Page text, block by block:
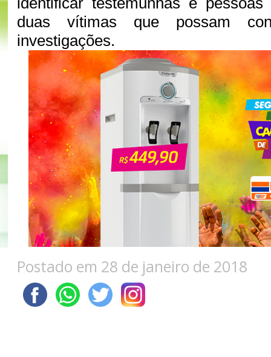
duas vítimas que possam
investigações.
Postado em 28 de janeiro de 2018